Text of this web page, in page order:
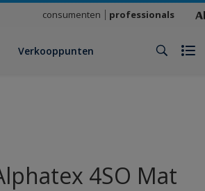
consumenten professionals
Verkooppunten
4SO Mat